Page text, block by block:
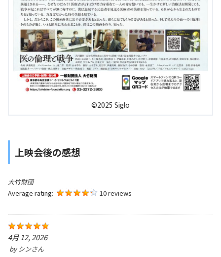
©2025 Siglo
上映会後の感想
大竹財団
Average rating:
10 reviews
4月 12, 2026
by シンさん